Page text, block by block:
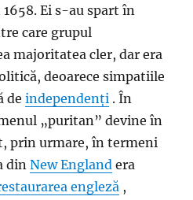
Ei s-au spart în
care grupul
majoritatea cler, dar era
deoarece simpatiile
deindependenți . În
„puritan” devine în
prin urmare, în termeni
dinNew England era
engleză ,